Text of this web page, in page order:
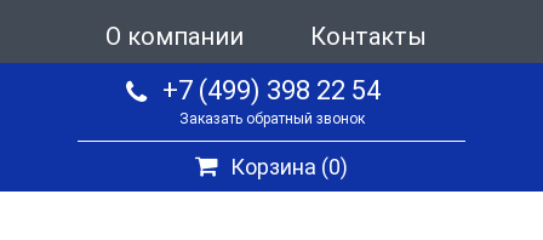
О компании
Контакты
+7 (499) 398 22 54
Заказать обратный звонок
Корзина (0)